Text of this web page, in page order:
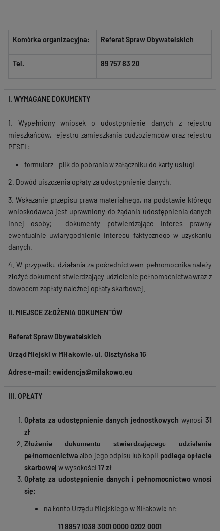
Komórka organizacyjna: Referat Spraw Obywatelskich
Tel. 89 757 83 20
I. WYMAGANE DOKUMENTY
1. Wypełniony wniosek o udostępnienie danych z rejestru
mieszkańców, rejestru zamieszkania cudzoziemców oraz rejestru
PESEL:
formularz - plik do pobrania w załączniku do karty usługi
2. Dowód uiszczenia opłaty za udostępnienie danych.
3. Wskazanie przepisu prawa materialnego, na podstawie którego
wnioskodawca jest uprawniony do żądania udostępnienia danych
innej osoby; dokumenty potwierdzające interes prawny
ewentualnie uwiarygodnienie interesu faktycznego w uzyskaniu
danych.
4. W przypadku działania za pośrednictwem pełnomocnika należy
złożyć dokument stwierdzający udzielenie pełnomocnictwa wraz z
dowodem zapłaty należnej opłaty skarbowej.
II. MIEJSCE ZŁOŻENIA DOKUMENTÓW
Referat Spraw Obywatelskich
Urząd Miejski w Miłakowie, ul. Olsztyńska 16
Adres e-mail: ewidencja@milakowo.eu
III. OPŁATY
Opłata za udostępnienie danych jednostkowych wynosi31
zł
Złożenie dokumentu stwierdzającego udzielenie
pełnomocnictwaalbo jego odpisu lub kopii podlega opłacie
skarbowej w wysokości 17 zł
Opłatę za udostępnienie danych i pełnomocnictwo wnosi
się:
na konto Urzędu Miejskiego w Miłakowie nr:
11 8857 1038 3001 0000 0202 0001